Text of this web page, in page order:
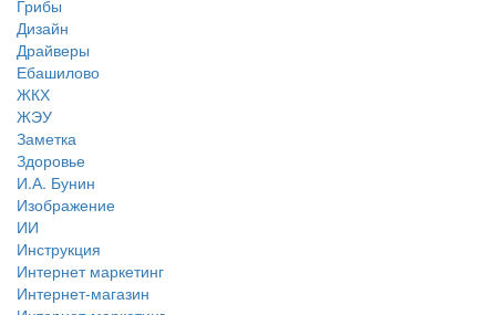
Грибы
Дизайн
Драйверы
Ебашилово
ЖКХ
ЖЭУ
Заметка
Здоровье
И.А. Бунин
Изображение
ИИ
Инструкция
Интернет маркетинг
Интернет-магазин